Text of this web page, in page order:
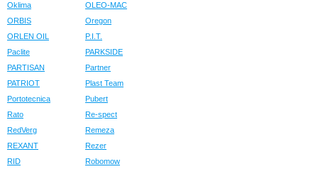
Oklima
OLEO-MAC
ORBIS
Oregon
ORLEN OIL
P.I.T.
Paclite
PARKSIDE
PARTISAN
Partner
PATRIOT
Plast Team
Portotecnica
Pubert
Rato
Re-spect
RedVerg
Remeza
REXANT
Rezer
RID
Robomow